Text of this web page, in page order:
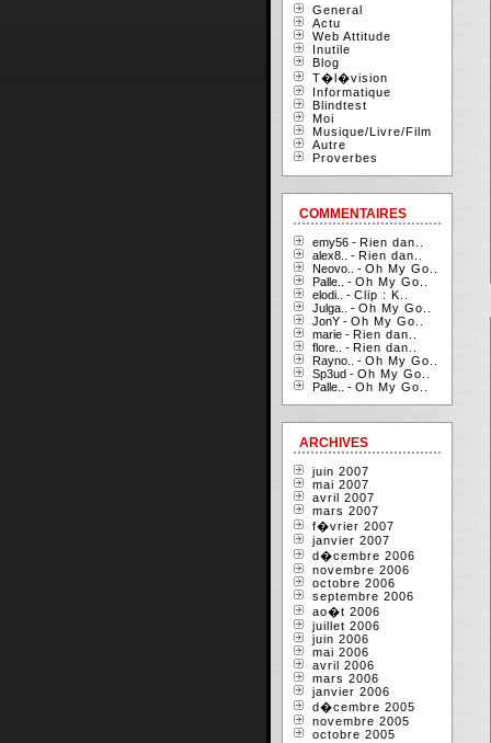
General
Actu
Web Attitude
Inutile
Blog
T�l�vision
Informatique
Blindtest
Moi
Musique/Livre/Film
Autre
Proverbes
COMMENTAIRES
emy56 - Rien dan..
alex8.. - Rien dan..
Neovo.. - Oh My Go..
Palle.. - Oh My Go..
elodi.. - Clip : K..
Julga.. - Oh My Go..
JonY - Oh My Go..
marie - Rien dan..
flore.. - Rien dan..
Rayno.. - Oh My Go..
Sp3ud - Oh My Go..
Palle.. - Oh My Go..
ARCHIVES
juin 2007
mai 2007
avril 2007
mars 2007
f�vrier 2007
janvier 2007
d�cembre 2006
novembre 2006
octobre 2006
septembre 2006
ao�t 2006
juillet 2006
juin 2006
mai 2006
avril 2006
mars 2006
janvier 2006
d�cembre 2005
novembre 2005
octobre 2005